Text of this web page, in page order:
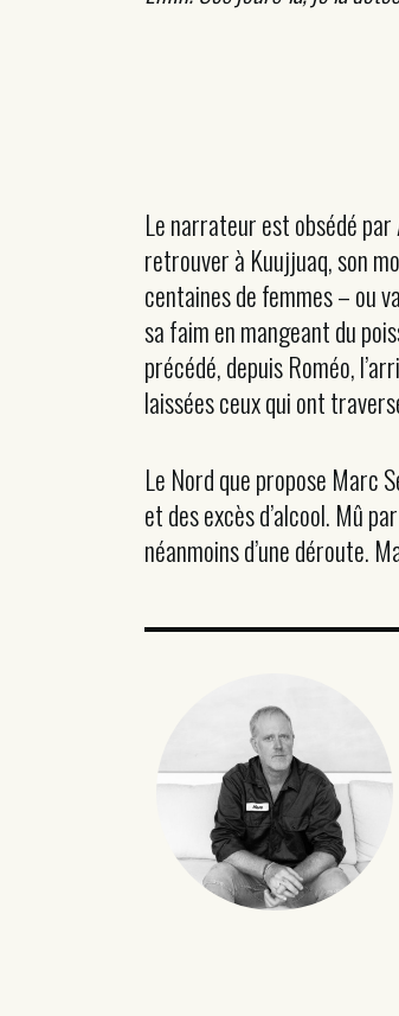
Le narrateur est obsédé par
retrouver à Kuujjuaq, son
centaines de femmes – ou
sa faim en mangeant du
précédé, depuis Roméo,
laissées ceux qui ont
Le Nord que propose Marc
et des excès d’alcool. Mû
néanmoins d’une déroute.